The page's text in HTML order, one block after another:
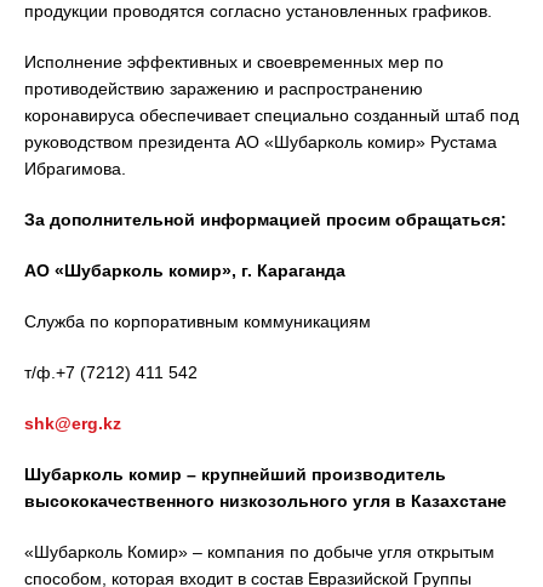
продукции проводятся согласно установленных графиков.
Исполнение эффективных и своевременных мер по
противодействию заражению и распространению
коронавируса обеспечивает специально созданный штаб под
руководством президента АО «Шубарколь комир» Рустама
Ибрагимова.
За дополнительной информацией просим обращаться:
АО «Шубарколь комир», г. Караганда
Служба по корпоративным коммуникациям
т/ф.+7 (7212) 411 542
shk@erg.kz
Шубарколь комир – крупнейший производитель
высококачественного низкозольного угля в Казахстане
«Шубарколь Комир» – компания по добыче угля открытым
способом, которая входит в состав Евразийской Группы